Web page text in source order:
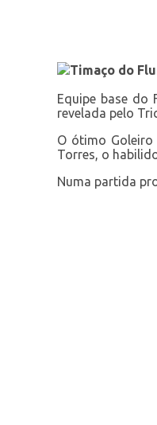
Timaço do
Equipe base do
revelada pelo
O ótimo Goleiro
Torres, o
Numa partida